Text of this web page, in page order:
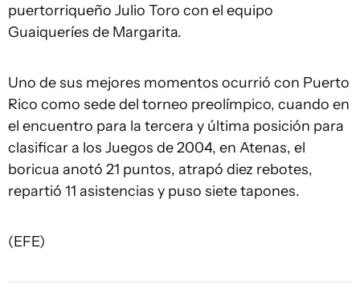
puertorriqueño Julio Toro con el equipo
Guaiqueríes de Margarita.
Uno de sus mejores momentos ocurrió con Puerto
Rico como sede del torneo preolímpico, cuando en
el encuentro para la tercera y última posición para
clasificar a los Juegos de 2004, en Atenas, el
boricua anotó 21 puntos, atrapó diez rebotes,
repartió 11 asistencias y puso siete tapones.
(EFE)